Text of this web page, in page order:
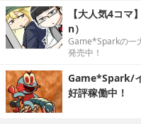
【大人気4コ
n）
Game*Sparkの一
発売中！
Game*Spark/
好評稼働中！